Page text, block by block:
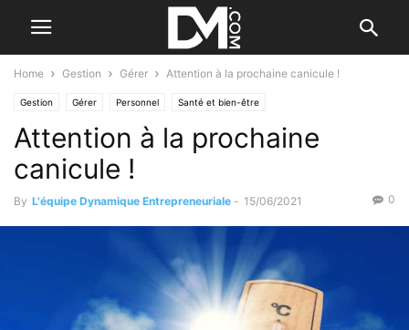
Home Gestion Gérer Attention à la prochaine canicule !
Gestion Gérer Personnel Santé et bien-être
Attention à la prochaine
canicule !
By L'équipe Dynamique Entrepreneuriale - 15/06/2021 0